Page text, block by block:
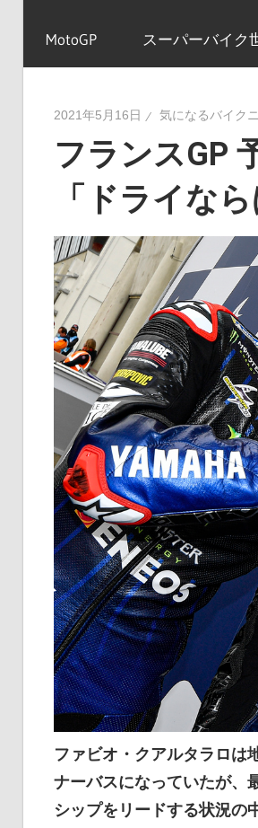
MotoGP スーパーバイク
2021年5月16日 気になるバイク
フランスGP
「ドライな
ファビオ・クアルタラロは
ナーバスになっていたが、
シップをリードする状況の